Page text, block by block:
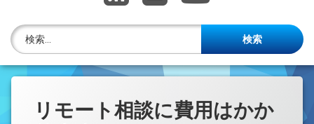
株主名簿管理人
ご相談について
検索:
リモート相談に費用はかか